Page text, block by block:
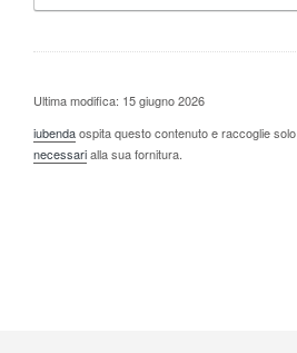
Ultima modifica: 15 giugno 2026
iubendaospita questo contenuto e raccoglie solo
necessarialla sua fornitura.